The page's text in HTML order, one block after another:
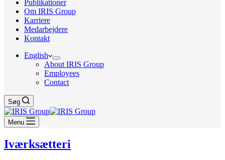
Publikationer
Om IRIS Group
Karriere
Medarbejdere
Kontakt
English
About IRIS Group
Employees
Contact
Søg
Menu
Iværksætteri